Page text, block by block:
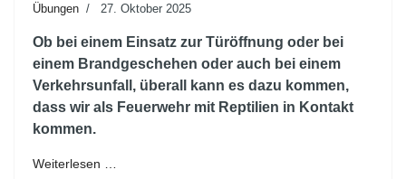
Übungen 27. Oktober 2025
Ob bei einem Einsatz zur Türöffnung oder bei
einem Brandgeschehen oder auch bei einem
Verkehrsunfall, überall kann es dazu kommen,
dass wir als Feuerwehr mit Reptilien in Kontakt
kommen.
Weiterlesen …